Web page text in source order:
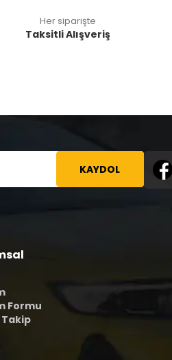
Her siparişte
Taksitli Alışveriş
KAYDOL
Formu